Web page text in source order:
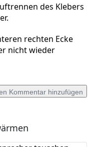
des Klebers
rechten Ecke
nicht wieder
Kommentar hinzufügen